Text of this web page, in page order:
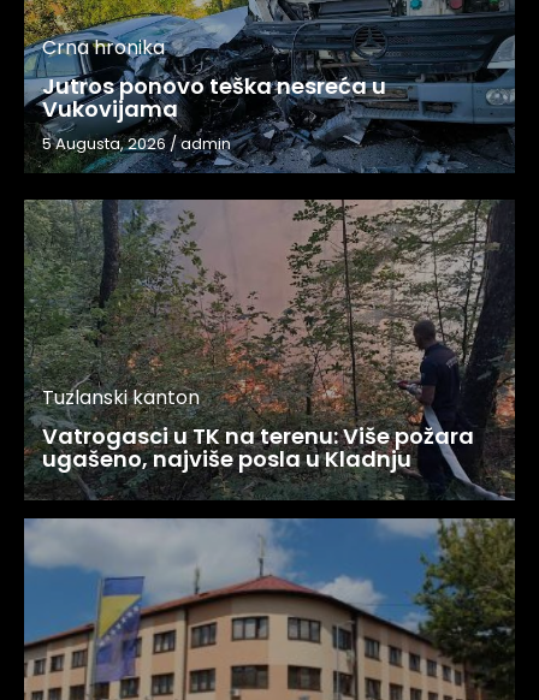
Crna hronika
Jutros ponovo teška nesreća u
Vukovijama
5 Augusta, 2026/admin
Tuzlanski kanton
Vatrogasci u TK na terenu: Više požara
ugašeno, najviše posla u Kladnju